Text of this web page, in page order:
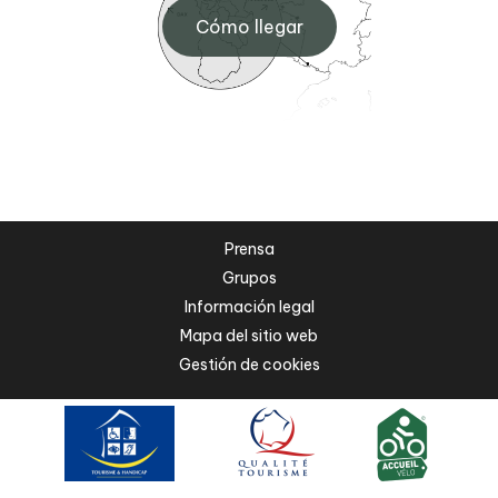
Cómo llegar
Prensa
Grupos
Información legal
Mapa del sitio web
Gestión de cookies